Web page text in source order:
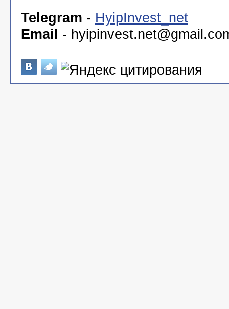
Telegram - HyipInvest_net
Email -